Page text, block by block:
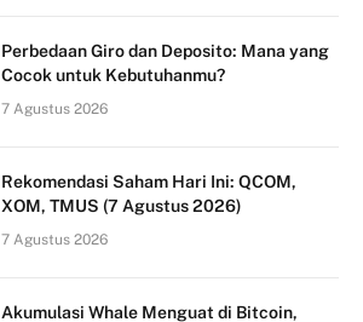
Perbedaan Giro dan Deposito: Mana yang
Cocok untuk Kebutuhanmu?
7 Agustus 2026
Rekomendasi Saham Hari Ini: QCOM,
XOM, TMUS (7 Agustus 2026)
7 Agustus 2026
Akumulasi Whale Menguat di Bitcoin,